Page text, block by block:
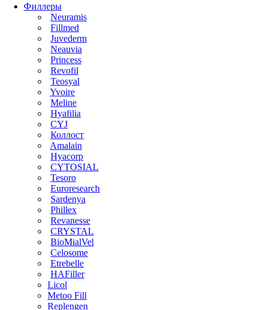
Филлеры
Neuramis
Fillmed
Juvederm
Neauvia
Princess
Revofil
Teosyal
Yvoire
Meline
Hyafilia
CYJ
Коллост
Amalain
Hyacorp
CYTOSIAL
Tesoro
Euroresearch
Sardenya
Phillex
Revanesse
CRYSTAL
BioMialVel
Celosome
Etrebelle
HAFiller
Licol
Metoo Fill
Replengen